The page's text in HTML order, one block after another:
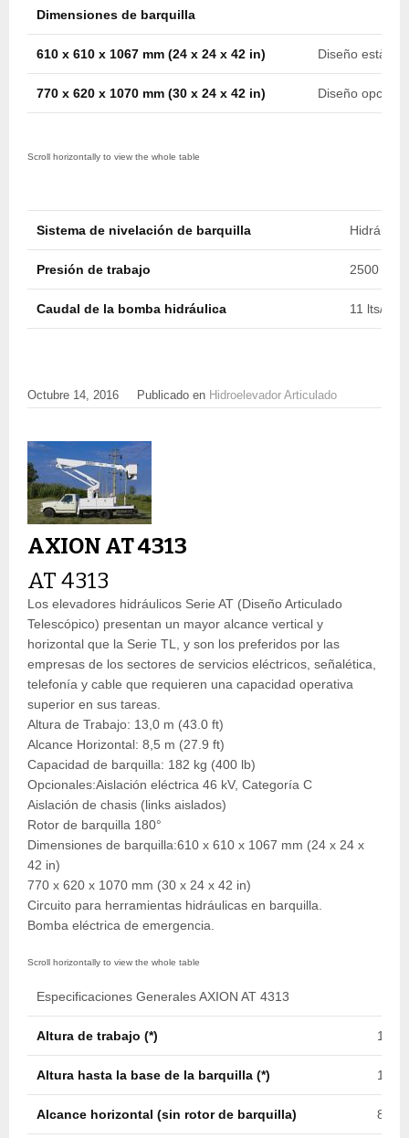
Dimensiones de barquilla
610 x 610 x 1067 mm (24 x 24 x 42 in) Diseño
770 x 620 x 1070 mm (30 x 24 x 42 in) Diseño
Sistema de nivelación de barquilla Hidráulico
Presión de trabajo 2500 psi
Caudal de la bomba hidráulica 11 lts/
Octubre 14, 2016 Publicado en Hidroelevador Articulado
AXION AT 4313
AT 4313
Los elevadores hidráulicos Serie AT (Diseño Articulado
Telescópico) presentan un mayor alcance vertical y
horizontal que la Serie TL, y son los preferidos por las
empresas de los sectores de servicios eléctricos, señalética,
telefonía y cable que requieren una capacidad operativa
superior en sus tareas.
Altura de Trabajo: 13,0 m (43.0 ft)
Alcance Horizontal: 8,5 m (27.9 ft)
Capacidad de barquilla: 182 kg (400 lb)
Opcionales:Aislación eléctrica 46 kV, Categoría C
Aislación de chasis (links aislados)
Rotor de barquilla 180°
Dimensiones de barquilla:610 x 610 x 1067 mm (24 x 24 x
42 in)
770 x 620 x 1070 mm (30 x 24 x 42 in)
Circuito para herramientas hidráulicas en barquilla.
Bomba eléctrica de emergencia.
Especificaciones Generales AXION AT 4313
Altura de trabajo (*) 13,0
Altura hasta la base de la barquilla (*) 11,5
Alcance horizontal (sin rotor de barquilla) 8,2